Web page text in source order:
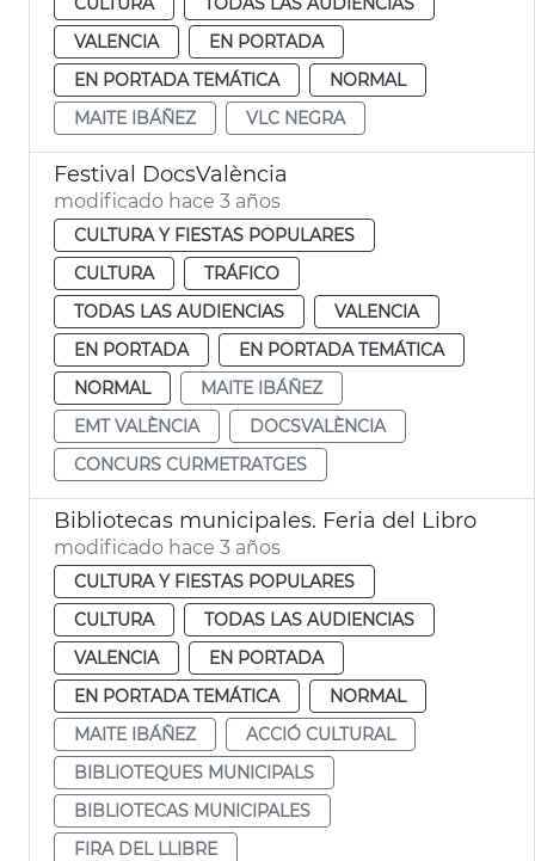
VALENCIA
EN PORTADA
EN PORTADA TEMÁTICA
NORMAL
MAITE IBÁÑEZ
VLC NEGRA
Festival DocsValència
modificado hace 3 años
CULTURA Y FIESTAS POPULARES
CULTURA
TRÁFICO
TODAS LAS AUDIENCIAS
VALENCIA
EN PORTADA
EN PORTADA TEMÁTICA
NORMAL
MAITE IBÁÑEZ
EMT VALÈNCIA
DOCSVALÈNCIA
CONCURS CURMETRATGES
Bibliotecas municipales. Feria del Libro
modificado hace 3 años
CULTURA Y FIESTAS POPULARES
CULTURA
TODAS LAS AUDIENCIAS
VALENCIA
EN PORTADA
EN PORTADA TEMÁTICA
NORMAL
MAITE IBÁÑEZ
ACCIÓ CULTURAL
BIBLIOTEQUES MUNICIPALS
BIBLIOTECAS MUNICIPALES
FIRA DEL LLIBRE